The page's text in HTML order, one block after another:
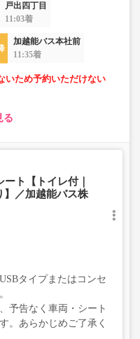
戸出四丁目
11:03着
加越能バス本社前
11:35着
いため予約いただけない
両での運行
る
ート【トイレ付｜
】／加越能バス株
タイプまたはコンセ
予告なく車両・シート
。あらかじめご了承く